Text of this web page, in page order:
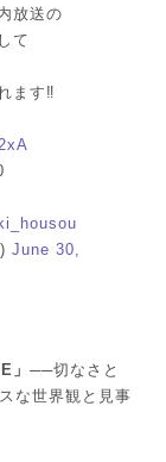
放送の
て
ます‼️
June 30,
」 ──切なさと
な世界観と見事